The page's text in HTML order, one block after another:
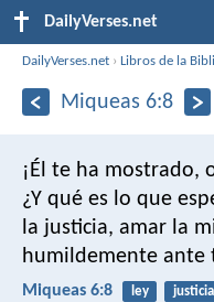
DailyVerses.net
DailyVerses.net ›Libros de la
Miqueas 6:8
¡Él te ha mostrado,
¿Y qué es lo que
la justicia, amar la
humildemente ante
Miqueas 6:8 ley justicia